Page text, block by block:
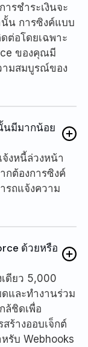
รชำระเงินจะ
นั้น การซิงค์แบบ
ต่อโดยเฉพาะ
ของคุณมี
ามสมบูรณ์ของ
นมีมากน้อย
งหนี้ล่วงหน้า
กต้องการซิงค์
รถแจ้งความ
ด้วยหรือ
ดียว 5,000
ดและทำงานร่วม
ล้ชิดเพื่อ
ร้างออบเจ็กต์
รับ Webhooks